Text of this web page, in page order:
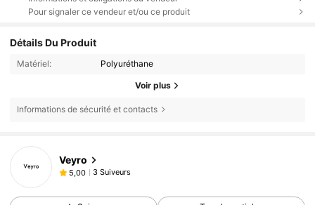
Pour signaler ce vendeur et/ou ce produit
Détails Du Produit
Matériel: Polyuréthane
Voir plus
Informations de sécurité et contacts
Veyro
5,00 3 Suiveurs